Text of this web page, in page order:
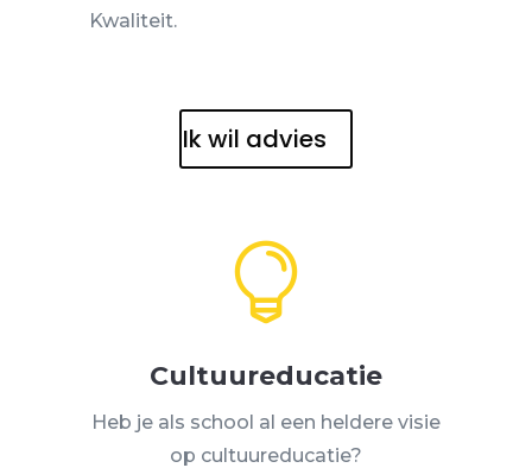
Kwaliteit.
Ik wil advies

Cultuureducatie
Heb je als school al een heldere visie
op cultuureducatie?